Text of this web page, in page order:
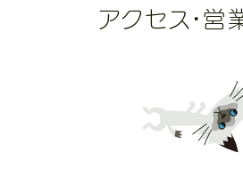
アクセス・営